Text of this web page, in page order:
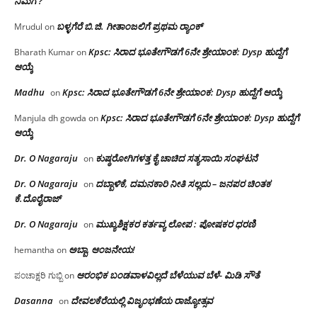
Mrudul on ಬಳ್ಳಗೆರೆ ಬಿ.ಜಿ. ಗೀತಾಂಜಲಿಗೆ ಪ್ರಥಮ ರ‌್ಯಾಂಕ್
Bharath KumaronKpsc: ಸಿರಾದ ಭೂತೇಗೌಡಗೆ 6ನೇ ಶ್ರೇಯಾಂಕ: Dysp ಹುದ್ದೆಗೆ
ಆಯ್ಕೆ
Madhu onKpsc: ಸಿರಾದ ಭೂತೇಗೌಡಗೆ 6ನೇ ಶ್ರೇಯಾಂಕ: Dysp ಹುದ್ದೆಗೆ ಆಯ್ಕೆ
Manjula dh gowda onKpsc: ಸಿರಾದ ಭೂತೇಗೌಡಗೆ 6ನೇ ಶ್ರೇಯಾಂಕ: Dysp ಹುದ್ದೆಗೆ
ಆಯ್ಕೆ
Dr. O Nagaraju on ಕುಷ್ಠರೋಗಿಗಳತ್ತ ಕೈ ಚಾಚಿದ ಸತ್ಯಸಾಯಿ ಸಂಘಟನೆ
Dr. O Nagaraju on ದಬ್ಬಾಳಿಕೆ, ದಮನಕಾರಿ ನೀತಿ ಸಲ್ಲದು – ಜನಪರ ಚಿಂತಕ
ಕೆ.ದೊರೈರಾಜ್
Dr. O Nagaraju on ಮುಖ್ಯಶಿಕ್ಷಕರ ಕರ್ತವ್ಯ ಲೋಪ : ಪೋಷಕರ ಧರಣಿ
hemantha on ಅಬ್ಬಾ, ಆಂಜನೇಯ!
ಪಂಚಾಕ್ಷರಿ ಗುಬ್ಬಿon ಆರಂಭಿಕ ಬಂಡವಾಳವಿಲ್ಲದೆ ಬೆಳೆಯುವ ಬೆಳೆ- ಮಿಡಿ ಸೌತೆ
Dasanna on ದೇವಲಕೆರೆಯಲ್ಲಿ ವಿಜೃಂಭಣೆಯ ರಾಜ್ಯೋತ್ಸವ